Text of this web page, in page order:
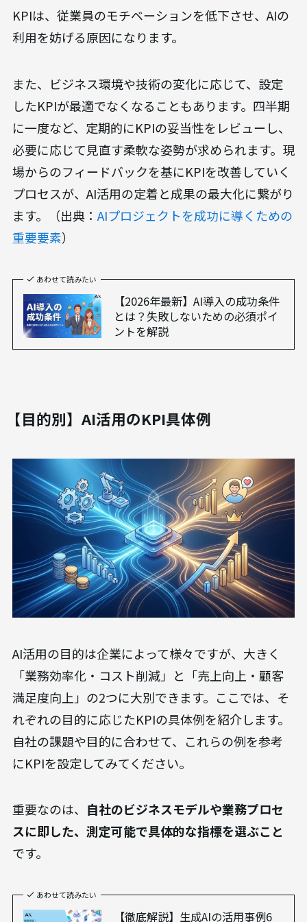
KPIは、従業員のモチベーションを低下させ、AIの
利用を妨げる原因になります。
また、ビジネス環境や技術の変化に応じて、設定
したKPIが最適でなくなることもあります。四半期
に一度など、定期的にKPIの妥当性をレビューし、
必要に応じて見直す柔軟な姿勢が求められます。現
場からのフィードバックを基にKPIを改善していく
プロセスが、AI活用の定着と成果の最大化に繋がり
ます。（出典： AIプロジェクトを成功に導くための
重要要素）
あわせて読みたい
【2026年最新】AI導入の成功条件
とは？失敗しないための必須ポイ
ントを解説
【目的別】AI活用のKPI具体例
AI活用の目的は企業によって様々ですが、大きく
「業務効率化・コスト削減」と「売上向上・顧客
満足度向上」の2つに大別できます。ここでは、そ
れぞれの目的に応じたKPIの具体例を紹介します。
自社の課題や目的に合わせて、これらの例を参考
にKPIを設定してみてください。
重要なのは、 自社のビジネスモデルや業務プロセ
スに即した、測定可能で具体的な指標を選ぶこと
です。
あわせて読みたい
【徹底解説】生成AIの活用事例6